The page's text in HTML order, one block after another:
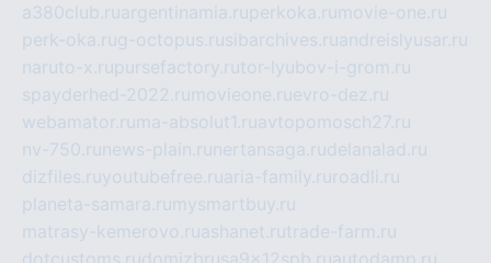
a380club.ruargentinamia.ruperkoka.ru movie-one.ru
perk-oka.rug-octopus.rusibarchives.ruandreislyusar.ru
naruto-x.rupursefactory.rutor-lyubov-i-grom.ru
spayderhed-2022.ru movieone.ruevro-dez.ru
webamator.ru ma-absolut1.ruavtopomosch27.ru
nv-750.ru news-plain.ru nertansaga.rudelanalad.ru
dizfiles.ruyoutubefree.ruaria-family.ru roadli.ru
planeta-samara.ru mysmartbuy.ru
matrasy-kemerovo.ruashanet.rutrade-farm.ru